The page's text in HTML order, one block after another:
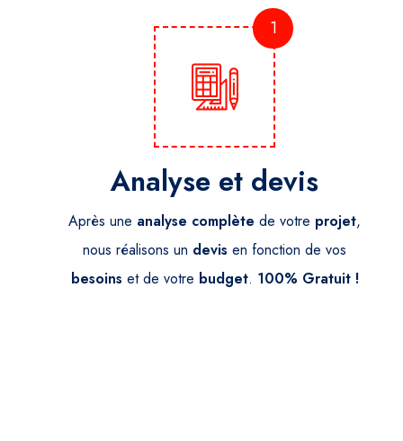
1
Analyse et devis
Après une analyse complète de votre projet,
nous réalisons un devis en fonction de vos
besoins et de votre budget. 100% Gratuit !